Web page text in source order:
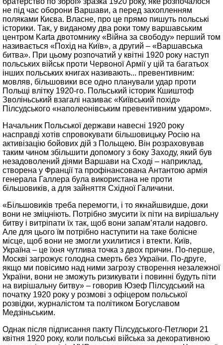
не під час оборони Варшави, а перед захопленням
поляками Києва. Власне, про це прямо пишуть польські
історики. Так, у виданому два роки тому варшавським
центром Karta двотомнику «Війна за свободу» перший том
називається «Похід на Київ», а другий – «Варшавська
битва». При цьому розпочатий у квітні 1920 року наступ
польських військ проти Червоної Армії у цій та багатьох
інших польських книгах називають... превентивним:
мовляв, більшовики все одно планували удар проти
Польщі влітку 1920-го. Польський історик Кшиштоф
Зволіньський взагалі називає «Київський похід»
Пілсудського «наполеонівським превентивним ударом».
Начальник Польської держави навесні 1920 року
насправді хотів спровокувати більшовицьку Росію на
активізацію бойових дій з Польщею. Він розраховував
таким чином збільшити допомогу з боку Заходу, який був
незадоволений діями Варшави на Сході – наприклад,
створена у Франції та профінансована Антантою армія
генерала Галлера була використана не проти
більшовиків, а для зайняття Східної Галичини.
«Більшовиків треба перемогти, і то якнайшвидше, доки
вони не зміцніють. Потрібно змусити їх піти на вирішальну
битву і витріпати їх так, щоб вони запам’ятали надовго.
Але для цього їм потрібно наступити на таке болісне
місце, щоб вони не змогли ухилитися і втекти. Київ,
Україна – це їхня чутлива точка з двох причин. По-перше,
Москві загрожує голодна смерть без України. По-друге,
якщо ми повісимо над ними загрозу створення незалежної
України, вони не зможуть ризикувати і повинні будуть піти
на вирішальну битву» – говорив Юзеф Пілсудський на
початку 1920 року у розмові з офіцером польської
розвідки, журналістом та політиком Богуславом
Медзіньським.
Однак після підписання пакту Пілсудського-Петлюри 21
квітня 1920 року, коли польські війська за декоративною